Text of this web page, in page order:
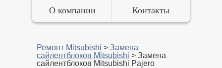
О компании Контакты
Ремонт Mitsubishi > Замена
сайлентблоков Mitsubishi > Замена
сайлентблоков Mitsubishi Pajero